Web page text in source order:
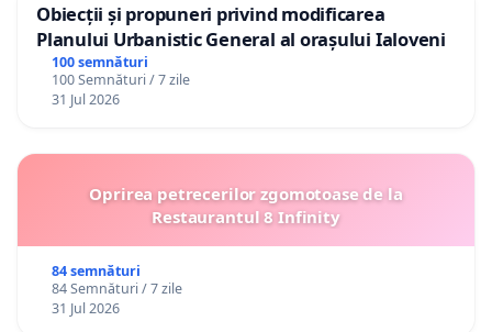
Obiecții și propuneri privind modificarea
Planului Urbanistic General al orașului Ialoveni
100 semnături
100 Semnături / 7 zile
31 Jul 2026
Oprirea petrecerilor zgomotoase de la
Restaurantul 8 Infinity
84 semnături
84 Semnături / 7 zile
31 Jul 2026